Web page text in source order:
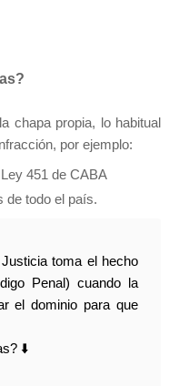
chapa propia, lo habitual
por ejemplo:
451 de CABA
de todo el país.
toma el hecho
Penal) cuando la
el dominio para que
⬇️